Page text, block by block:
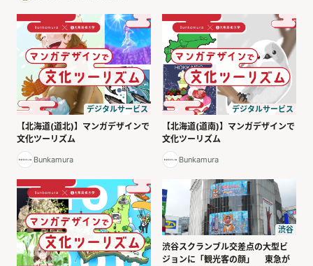
デジタルサービス
【北海道(道北)】マンガデザインで
文化ツーリズム
Bunkamura
デジタルサービス
【北海道(道南)】マンガデザインで
文化ツーリズム
Bunkamura
渋谷
渋谷スクランブル交差点の大型ビ
ジョンに「観光客の顔」 東急が